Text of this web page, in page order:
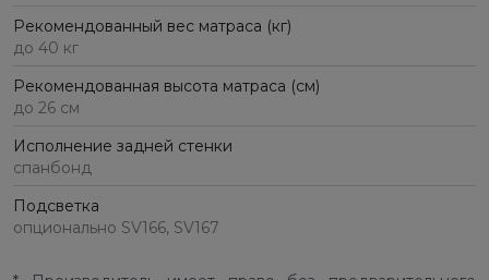
Рекомендованный вес матраса (кг)
до 40 кг
Рекомендованная высота матраса (см)
до 26 см
Исполнение задней стенки
спанбонд
Подсветка
опционально SV166, SV167